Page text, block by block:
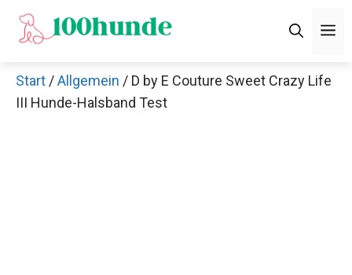
Zum
Inhalt
Start /Allgemein / D by E Couture Sweet Crazy Life
III Hunde-Halsband Test